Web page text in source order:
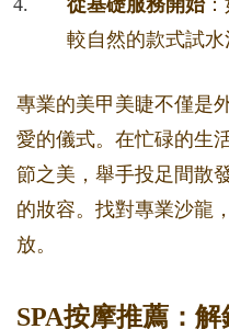
從基礎服務開始：
較自然的款式試水
專業的美甲美睫不僅是
愛的儀式。在忙碌的生
節之美，舉手投足間散
的妝容。找對專業沙龍
放。
SPA按摩推薦：